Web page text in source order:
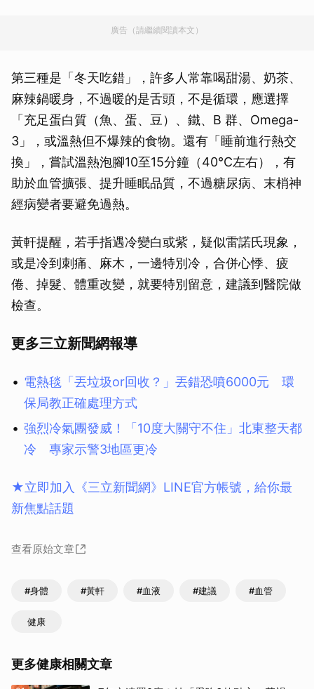
廣告（請繼續閱讀本文）
第三種是「冬天吃錯」，許多人常靠喝甜湯、奶茶、
麻辣鍋暖身，不過暖的是舌頭，不是循環，應選擇
「充足蛋白質（魚、蛋、豆）、鐵、B 群、Omega-
3」，或溫熱但不爆辣的食物。還有「睡前進行熱交
換」，嘗試溫熱泡腳10至15分鐘（40°C左右），有
助於血管擴張、提升睡眠品質，不過糖尿病、末梢神
經病變者要避免過熱。
黃軒提醒，若手指遇冷變白或紫，疑似雷諾氏現象，
或是冷到刺痛、麻木，一邊特別冷，合併心悸、疲
倦、掉髮、體重改變，就要特別留意，建議到醫院做
檢查。
更多三立新聞網報導
電熱毯「丟垃圾or回收？」丟錯恐噴6000元 環
保局教正確處理方式
強烈冷氣團發威！「10度大關守不住」北東整天都
冷 專家示警3地區更冷
★立即加入《三立新聞網》LINE官方帳號，給你最
新焦點話題
查看原始文章
#身體 #黃軒 #血液 #建議 #血管
健康
更多健康相關文章